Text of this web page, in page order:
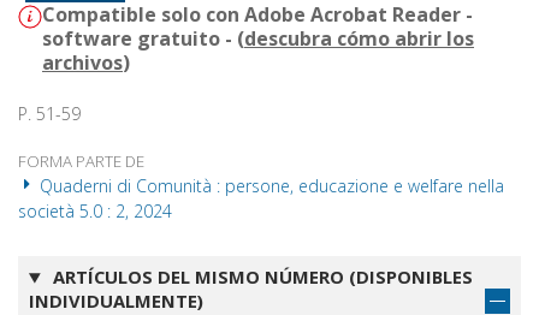
Compatible solo con Adobe Acrobat Reader -
software gratuito - (descubra cómo abrir los
archivos)
P. 51-59
FORMA PARTE DE
Quaderni di Comunità : persone, educazione e welfare nella
società 5.0 : 2, 2024
ARTÍCULOS DEL MISMO NÚMERO (DISPONIBLES
INDIVIDUALMENTE)